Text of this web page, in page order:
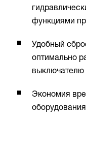
функциями
Удобный
оптимально
выключателю
Экономия